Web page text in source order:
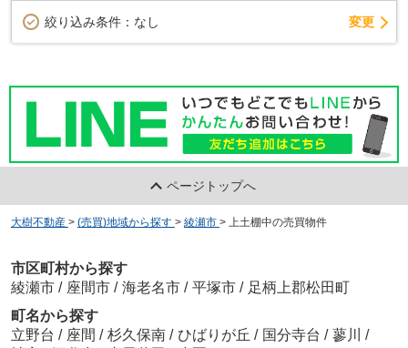
絞り込み条件： なし 変更
ページトップへ
大樹不動産 > (売買)地域から探す > 綾瀬市 > 上土棚中の売買物件
市区町村から探す
綾瀬市 / 座間市 / 海老名市 / 平塚市 / 足柄上郡松田町
町名から探す
立野台 / 座間 / 杉久保南 / ひばりが丘 / 国分寺台 / 蓼川 /